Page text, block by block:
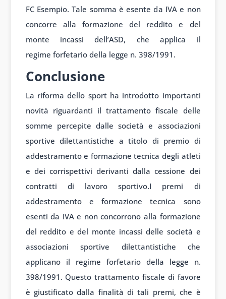
FC Esempio. Tale somma è esente da IVA e non
concorre alla formazione del reddito e del
monte incassi dell’ASD, che applica il
regime forfetario della legge n. 398/1991.
Conclusione
La riforma dello sport ha introdotto importanti
novità riguardanti il trattamento fiscale delle
somme percepite dalle società e associazioni
sportive dilettantistiche a titolo di premio di
addestramento e formazione tecnica degli atleti
e dei corrispettivi derivanti dalla cessione dei
contratti di lavoro sportivo.I premi di
addestramento e formazione tecnica sono
esenti da IVA e non concorrono alla formazione
del reddito e del monte incassi delle società e
associazioni sportive dilettantistiche che
applicano il regime forfetario della legge n.
398/1991. Questo trattamento fiscale di favore
è giustificato dalla finalità di tali premi, che è